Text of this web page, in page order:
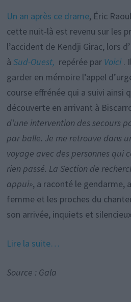
Un an après ce drame, Éric
cette nuit-là est revenu sur les
l’accident de Kendji Girac, lors
à Sud-Ouest, repérée par Voici.
garder en mémoire l’appel
course effrénée qui a suivi ainsi
découverte en arrivant à
d’une intervention des secours
par balle. Je me retrouve dans
voyage avec des personnes qui
rien passé. La Section de
appui», a raconté le gendarme,
femme et les proches du
son arrivée, inquiets et
Lire la suite…
Source : Gala